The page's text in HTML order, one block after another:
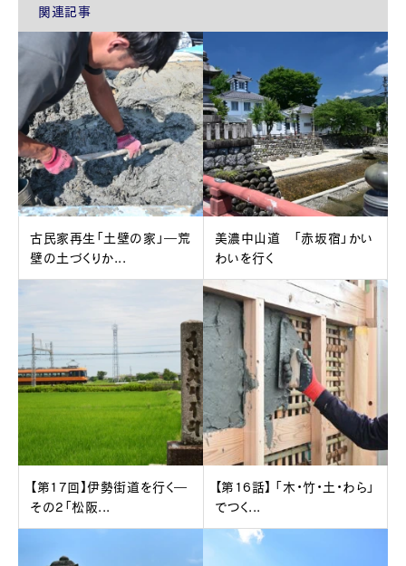
関連記事
古民家再生「土壁の家」―荒
壁の土づくりか...
美濃中山道 「赤坂宿」かい
わいを行く
【第17回】伊勢街道を行く―
その2「松阪...
【第16話】 「木・竹・土・わら」
でつく...